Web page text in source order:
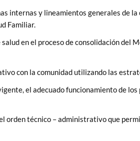
internas y lineamientos generales de la
Familiar.
en el proceso de consolidación del
con la comunidad utilizando las
el adecuado funcionamiento de
orden técnico – administrativo que